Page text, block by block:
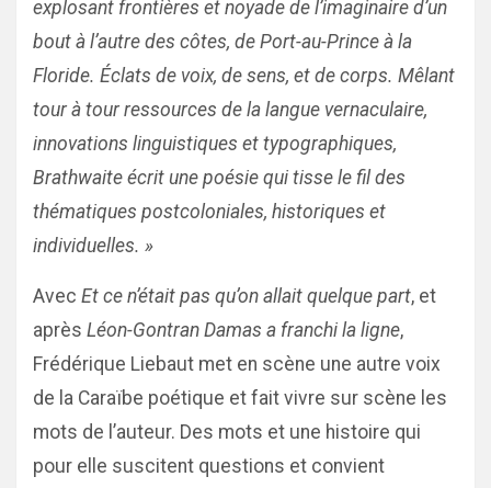
explosant frontières et noyade de l’imaginaire d’un
bout à l’autre des côtes, de Port-au-Prince à la
Floride. Éclats de voix, de sens, et de corps. Mêlant
tour à tour ressources de la langue vernaculaire,
innovations linguistiques et typographiques,
Brathwaite écrit une poésie qui tisse le fil des
thématiques postcoloniales, historiques et
individuelles. »
Avec Et ce n’était pas qu’on allait quelque part, et
après Léon-Gontran Damas a franchi la ligne,
Frédérique Liebaut met en scène une autre voix
de la Caraïbe poétique et fait vivre sur scène les
mots de l’auteur. Des mots et une histoire qui
pour elle suscitent questions et convient